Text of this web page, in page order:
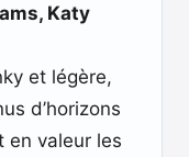
Katy
et légère,
d’horizons
en valeur les